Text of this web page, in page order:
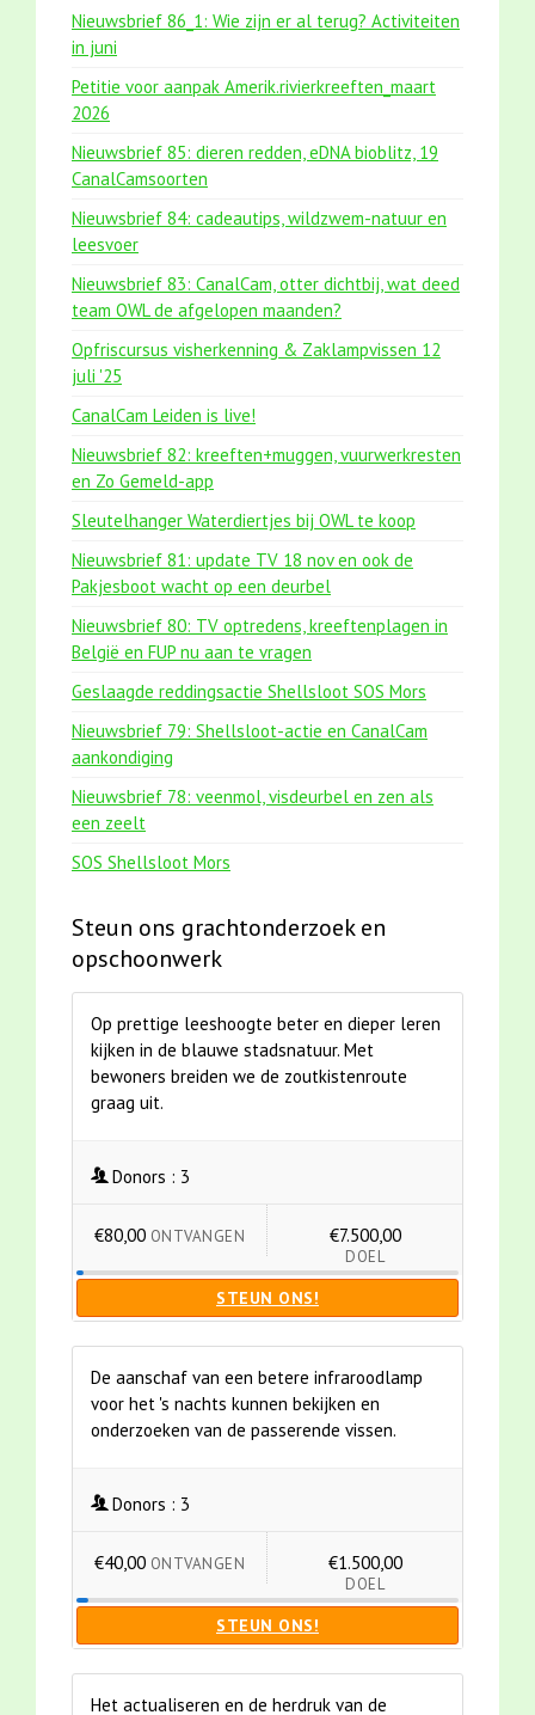
Nieuwsbrief 86_1: Wie zijn er al terug? Activiteiten
in juni
Petitie voor aanpak Amerik.rivierkreeften_maart
2026
Nieuwsbrief 85: dieren redden, eDNA bioblitz, 19
CanalCamsoorten
Nieuwsbrief 84: cadeautips, wildzwem-natuur en
leesvoer
Nieuwsbrief 83: CanalCam, otter dichtbij, wat deed
team OWL de afgelopen maanden?
Opfriscursus visherkenning & Zaklampvissen 12
juli '25
CanalCam Leiden is live!
Nieuwsbrief 82: kreeften+muggen, vuurwerkresten
en Zo Gemeld-app
Sleutelhanger Waterdiertjes bij OWL te koop
Nieuwsbrief 81: update TV 18 nov en ook de
Pakjesboot wacht op een deurbel
Nieuwsbrief 80: TV optredens, kreeftenplagen in
België en FUP nu aan te vragen
Geslaagde reddingsactie Shellsloot SOS Mors
Nieuwsbrief 79: Shellsloot-actie en CanalCam
aankondiging
Nieuwsbrief 78: veenmol, visdeurbel en zen als
een zeelt
SOS Shellsloot Mors
Steun ons grachtonderzoek en
opschoonwerk
Op prettige leeshoogte beter en dieper leren
kijken in de blauwe stadsnatuur. Met
bewoners breiden we de zoutkistenroute
graag uit.
Donors : 3
€80,00 ONTVANGEN €7.500,00
DOEL
STEUN ONS!
De aanschaf van een betere infraroodlamp
voor het 's nachts kunnen bekijken en
onderzoeken van de passerende vissen.
Donors : 3
€40,00 ONTVANGEN €1.500,00
DOEL
STEUN ONS!
Het actualiseren en de herdruk van de